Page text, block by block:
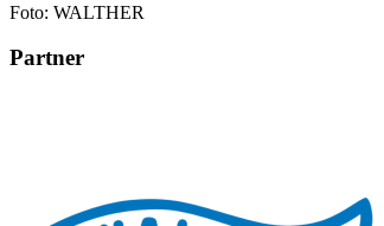
Foto: WALTHER
Partner